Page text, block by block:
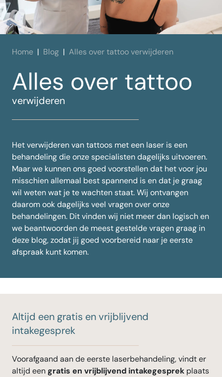
Home Blog Alles over tattoo verwijderen
Alles over tattoo
verwijderen
Het verwijderen van tattoos met een laser is een
behandeling die onze specialisten dagelijks uitvoeren.
Maar we kunnen ons goed voorstellen dat het voor jou
misschien allemaal best spannend is en dat je graag
wil weten wat je te wachten staat. Wij ontvangen
daarom ook dagelijks veel vragen over onze
behandelingen. Dit vinden wij niet meer dan logisch en
we beantwoorden de meest gestelde vragen graag in
deze blog, zodat jij goed voorbereid naar je eerste
afspraak kunt komen.
Altijd een gratis en vrijblijvend
intakegesprek
Voorafgaand aan de eerste laserbehandeling, vindt er
altijd eengratis en vrijblijvend intakegesprek plaats